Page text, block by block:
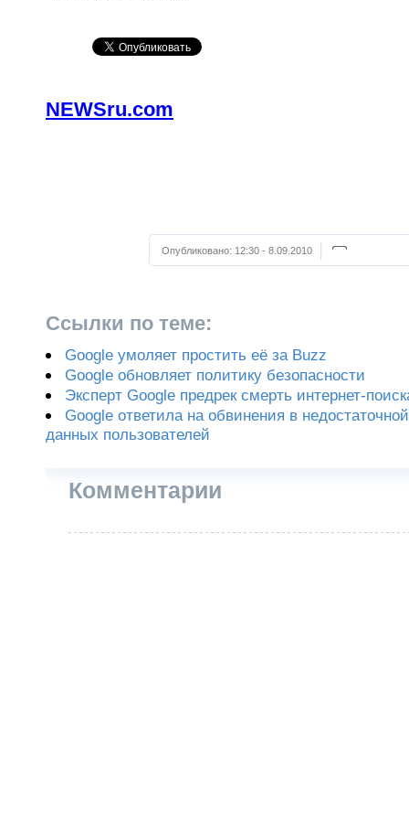
NEWSru.com
Опубликовано: 12:30 - 8.09.2010
Ссылки по теме:
Google умоляет простить её за Buzz
Google обновляет политику безопасности
Эксперт Google предрек смерть интернет-
Google ответила на обвинения в
данных пользователей
Комментарии